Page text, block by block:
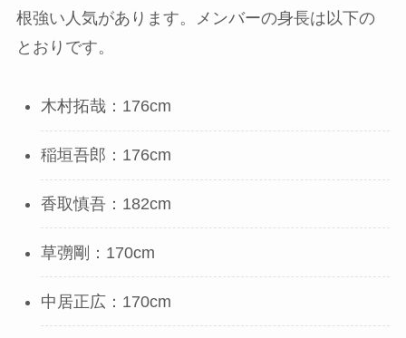
根強い人気があります。メンバーの身長は以下の
とおりです。
木村拓哉：176cm
稲垣吾郎：176cm
香取慎吾：182cm
草彅剛：170cm
中居正広：170cm